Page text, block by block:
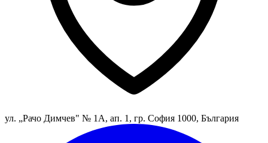
ул. „Рачо Димчев" № 1А, ап. 1, гр. София 1000, България